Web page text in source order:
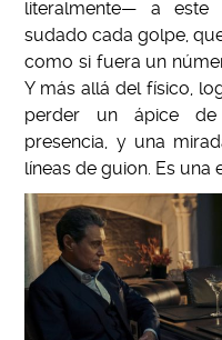
literalmente— a este
sudado cada golpe,
como si fuera un
Y más allá del físico,
perder un ápice de
presencia, y una
líneas de guion. Es una